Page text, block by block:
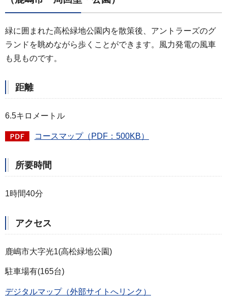
緑に囲まれた高松緑地公園内を散策後、アントラーズのグ
ランドを眺めながら歩くことができます。風力発電の風車
も見ものです。
距離
6.5キロメートル
コースマップ（PDF：500KB）
所要時間
1時間40分
アクセス
鹿嶋市大字光1(高松緑地公園)
駐車場有(165台)
デジタルマップ（外部サイトへリンク）